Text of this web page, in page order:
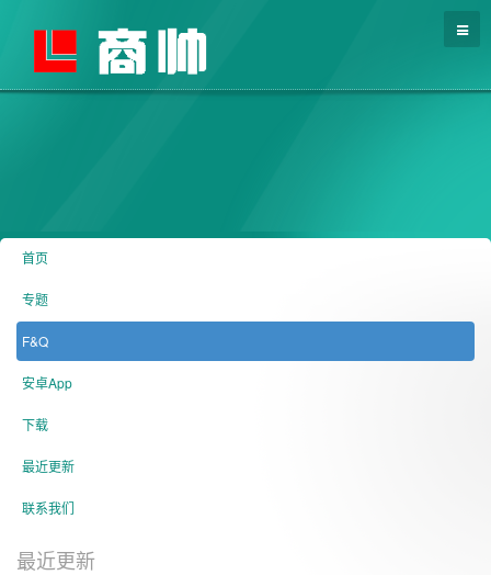
首页
专题
F&Q
安卓App
下载
最近更新
联系我们
最近更新